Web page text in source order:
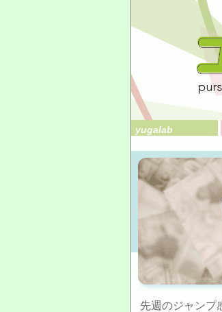
yugalab
先週のジャンプ